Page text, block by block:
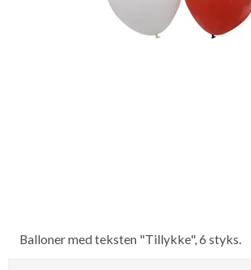
Balloner med teksten "Tillykke", 6 styks.